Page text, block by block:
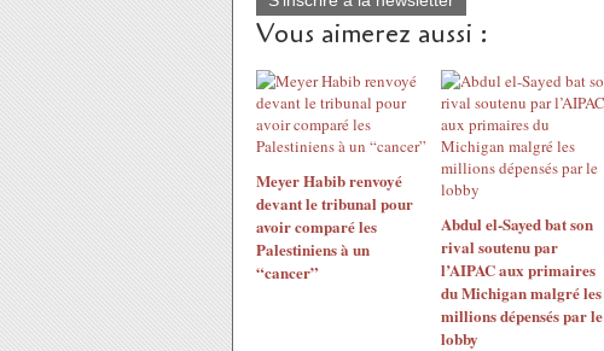
Vous aimerez aussi :
Meyer Habib renvoyé
devant le tribunal pour
avoir comparé les
Palestiniens à un
“cancer”
Abdul el-Sayed bat son
rival soutenu par
l’AIPAC aux primaires
du Michigan malgré les
millions dépensés par le
lobby